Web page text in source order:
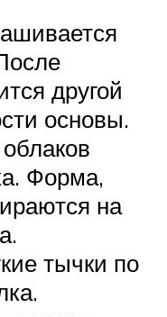
другой
основы.
Форма,
на
тычки по